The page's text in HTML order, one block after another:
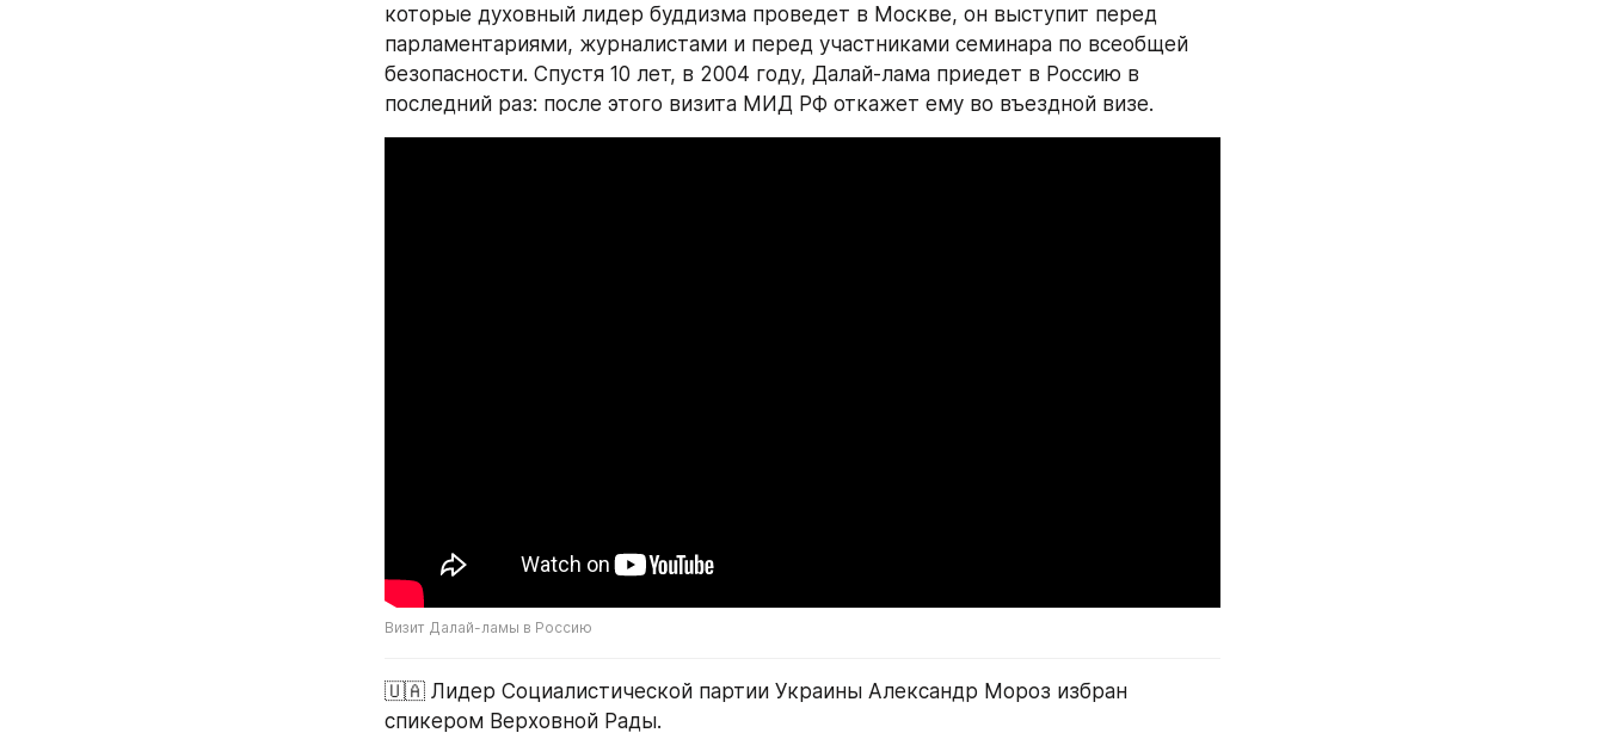
которые духовный лидер буддизма проведет в Москве, он выступит перед
парламентариями, журналистами и перед участниками семинара по всеобщей
безопасности. Спустя 10 лет, в 2004 году, Далай-лама приедет в Россию в
последний раз: после этого визита МИД РФ откажет ему во въездной визе.
Визит Далай-ламы в Россию
🇺🇦 Лидер Социалистической партии Украины Александр Мороз избран
спикером Верховной Рады.